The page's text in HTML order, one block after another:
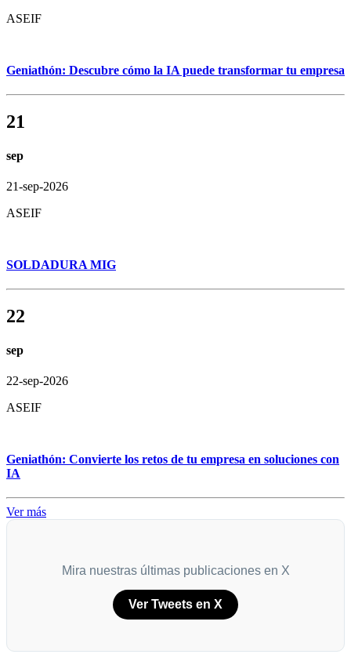
ASEIF
Geniathón: Descubre cómo la IA puede transformar tu empresa
21
sep
21-sep-2026
ASEIF
SOLDADURA MIG
22
sep
22-sep-2026
ASEIF
Geniathón: Convierte los retos de tu empresa en soluciones con
IA
Ver más
Mira nuestras últimas publicaciones en X
Ver Tweets en X